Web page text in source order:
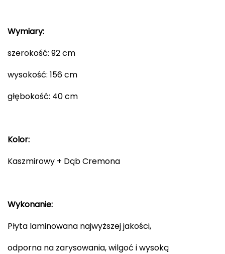
Wymiary:
szerokość: 92 cm
wysokość: 156 cm
głębokość: 40 cm
Kolor:
Kaszmirowy + Dąb Cremona
Wykonanie:
Płyta laminowana najwyższej jakości,
odporna na zarysowania, wilgoć i wysoką